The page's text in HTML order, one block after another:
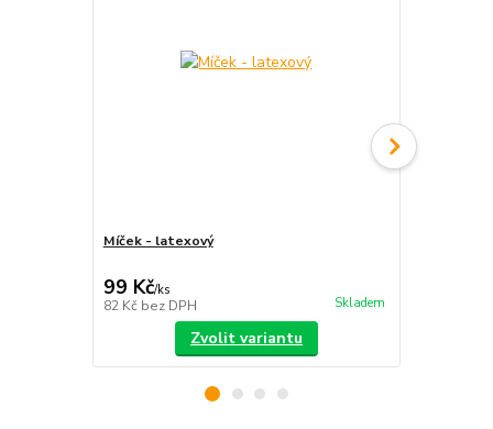
Míček - latexový
99 Kč/ks
82 Kč bez DPH Skladem
Zvolit variantu